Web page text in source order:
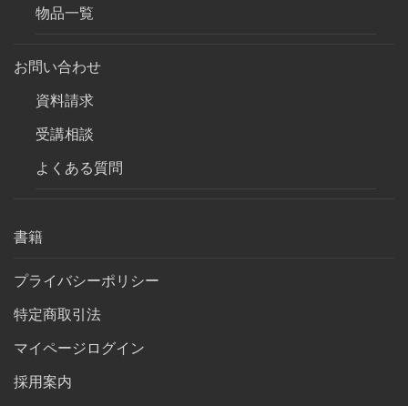
物品一覧
お問い合わせ
資料請求
受講相談
よくある質問
書籍
プライバシーポリシー
特定商取引法
マイページログイン
採用案内